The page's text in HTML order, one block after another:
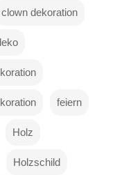
clown dekoration
feiern
Holz
Holzschild